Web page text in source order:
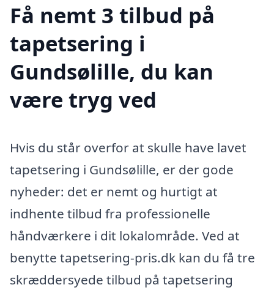
Få nemt 3 tilbud på
tapetsering i
Gundsølille, du kan
være tryg ved
Hvis du står overfor at skulle have lavet
tapetsering i Gundsølille, er der gode
nyheder: det er nemt og hurtigt at
indhente tilbud fra professionelle
håndværkere i dit lokalområde. Ved at
benytte tapetsering-pris.dk kan du få tre
skræddersyede tilbud på tapetsering